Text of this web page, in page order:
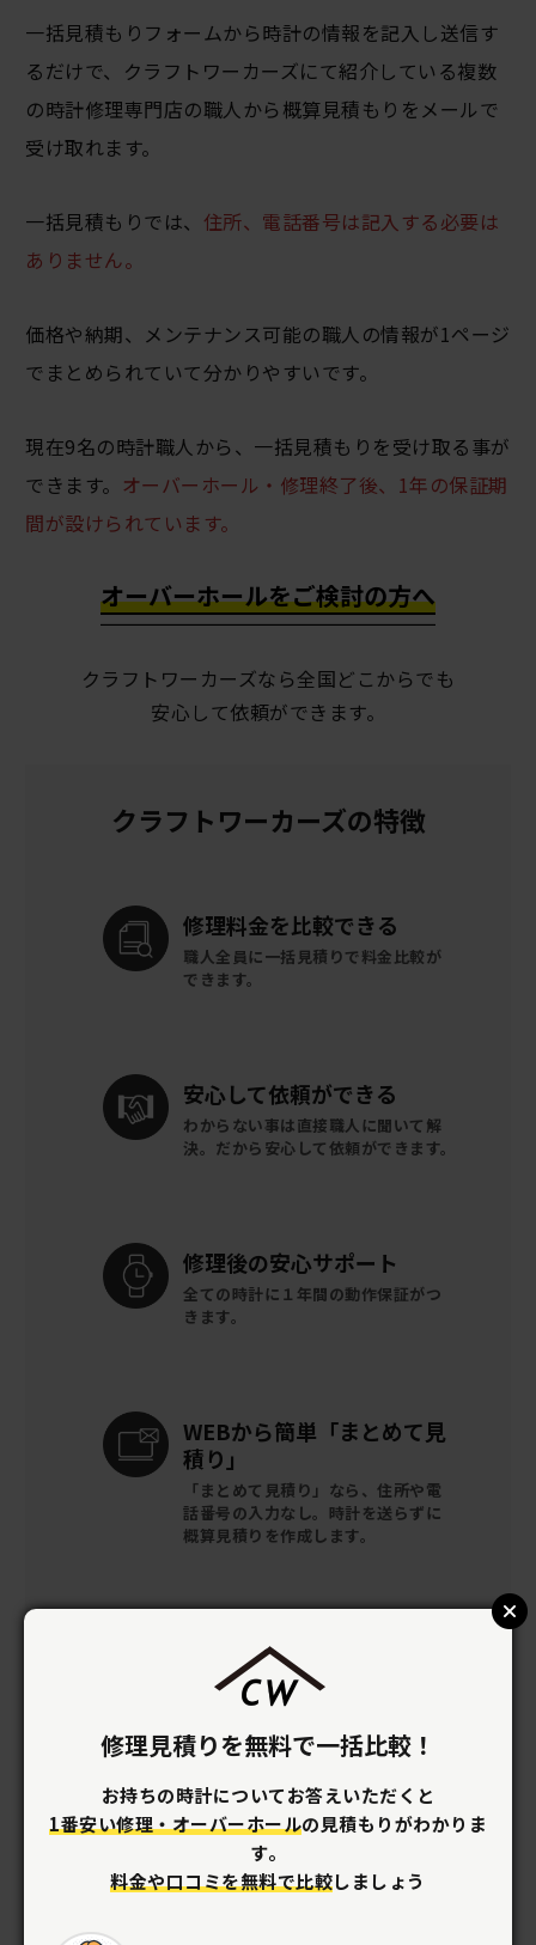
一括見積もりフォームから時計の情報を記入し送信す
るだけで、クラフトワーカーズにて紹介している複数
の時計修理専門店の職人から概算見積もりをメールで
受け取れます。
一括見積もりでは、 住所、電話番号は記入する必要は
ありません。
価格や納期、メンテナンス可能の職人の情報が1ページ
でまとめられていて分かりやすいです。
現在9名の時計職人から、一括見積もりを受け取る事が
できます。 オーバーホール・修理終了後、1年の保証期
間が設けられています。
オーバーホールをご検討の方へ
クラフトワーカーズなら全国どこからでも
安心して依頼ができます。
クラフトワーカーズの特徴
修理料金を比較できる
職人全員に一括見積りで料金比較が
できます。
安心して依頼ができる
わからない事は直接職人に聞いて解
決。 だから安心して依頼ができます。
修理後の安心サポート
全ての時計に １年間の動作保証がつ
きます。
WEBから簡単 「まとめて見
積り」
「まとめて見積り」なら、住所や電
話番号の入力なし。時計を送らずに
概算見積りを作成します。
資格を持つ
優れた技術でリーズナブルに
ホールができます。
梱包キットを無料提供
全国どこでも時計の梱包キットを
料で提供。着払いで修理店へ送るだ
け。
修理見積りを無料で一括比較！
お持ちの時計についてお答えいただくと
1番安い修理・オーバーホールの見積もりがわかりま
す。
料金や口コミを無料で比較しましょう